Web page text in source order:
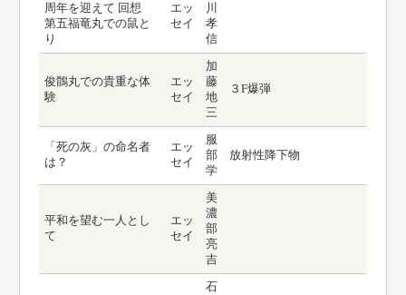
周年を迎えて 回想
第五福竜丸での鼠と
り
エッ
セイ
川
孝
信
俊鶻丸での貴重な体
験
エッ
セイ
加
藤
地
三
３F爆弾
「死の灰」の命名者
は？
エッ
セイ
服
部
学
放射性降下物
平和を望む一人とし
て
エッ
セイ
美
濃
部
亮
吉
石